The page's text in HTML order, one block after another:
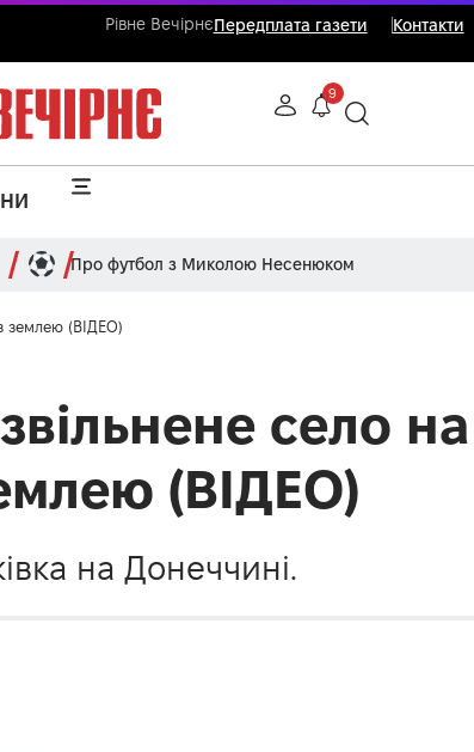
Рівне ВечірнєПередплата газети Контакти
9
Про футбол з Миколою Несенюком
землею (ВІДЕО)
село на
(ВІДЕО)
на Донеччині.